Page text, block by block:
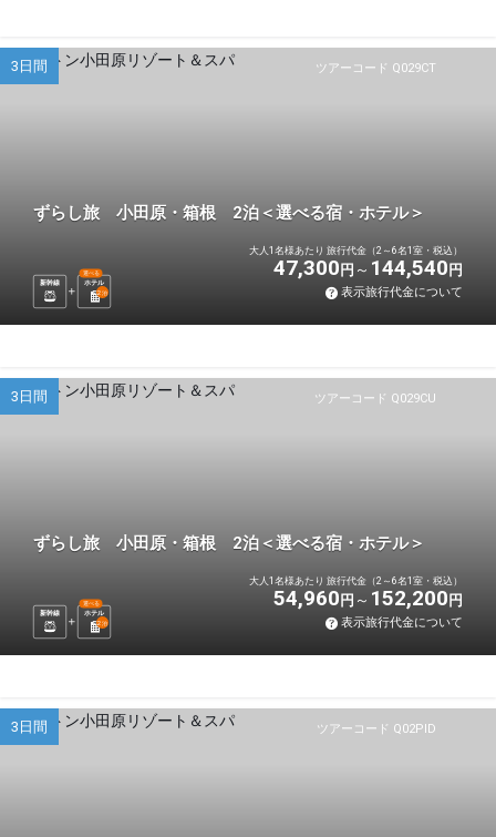
ツアーコード Q029CT
3日間
ずらし旅 小田原・箱根 2泊＜選べる宿・ホテル＞
新幹線 ホテル
選べる
2泊
大人1名様あたり 旅行代金（2～6名1室・税込）
47,300 円 144,540 円
表示旅行代金について
ツアーコード Q029CU
3日間
ずらし旅 小田原・箱根 2泊＜選べる宿・ホテル＞
新幹線 ホテル
選べる
2泊
大人1名様あたり 旅行代金（2～6名1室・税込）
54,960 円 152,200 円
表示旅行代金について
ツアーコード Q02PID
3日間